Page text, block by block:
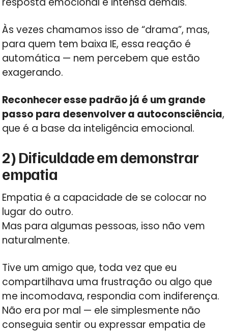
Às vezes chamamos isso de “drama”, mas,
para quem tem baixa IE, essa reação é
automática — nem percebem que estão
exagerando.
Reconhecer esse padrão já é um grande
passo para desenvolver a autoconsciência,
que é a base da inteligência emocional.
2) Dificuldade em demonstrar
empatia
Empatia é a capacidade de se colocar no
lugar do outro.
Mas para algumas pessoas, isso não vem
naturalmente.
Tive um amigo que, toda vez que eu
compartilhava uma frustração ou algo que
me incomodava, respondia com indiferença.
Não era por mal — ele simplesmente não
conseguia sentir ou expressar empatia de